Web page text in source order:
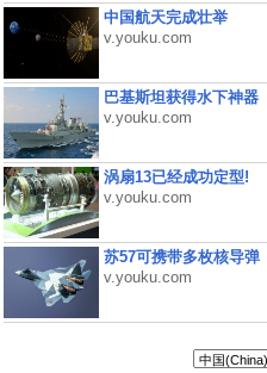
中国航天完成壮举
v.youku.com
巴基斯坦获得水下神器
v.youku.com
涡扇13已经成功定型!
v.youku.com
苏57可携带多枚核导弹
v.youku.com